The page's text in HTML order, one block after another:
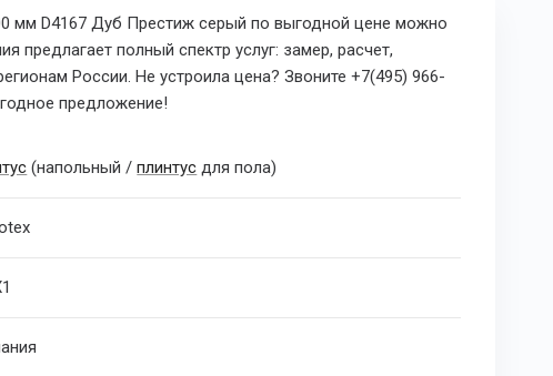
мм D4167 Дуб Престиж серыйпо выгодной цене можно
предлагает полный спектр услуг: замер, расчет,
России. Не устроила цена? Звоните +7(495) 966-
предложение!
(напольный /плинтус для пола)